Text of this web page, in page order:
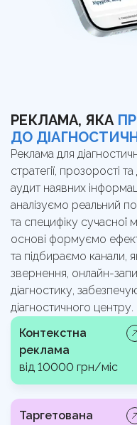
РЕКЛАМА, ЯКА
ДО
Реклама для
стратегії, прозорості
аудит наявних
аналізуємо реальний
та специфіку сучасної
основі формуємо
та підбираємо канали,
звернення, онлайн-
діагностику,
діагностичного центру.
Контекстна
реклама
від 10000 грн/міс
Таргетована